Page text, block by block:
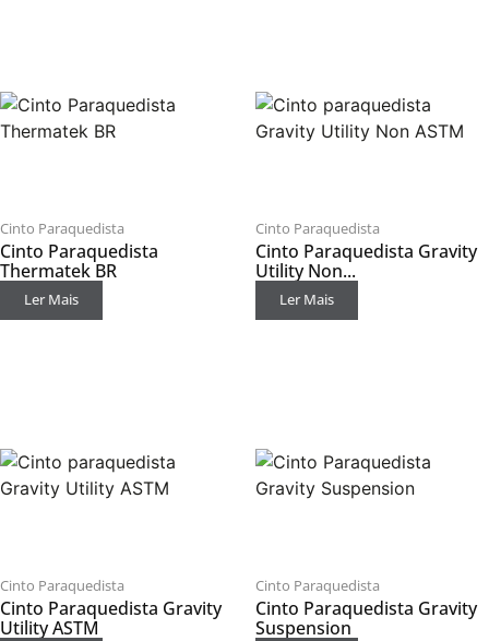
Cinto Paraquedista
Cinto Paraquedista
Thermatek BR
Ler Mais
Cinto Paraquedista
Cinto Paraquedista Gravity
Utility Non...
Ler Mais
Cinto Paraquedista
Cinto Paraquedista Gravity
Utility ASTM
Cinto Paraquedista
Cinto Paraquedista Gravity
Suspension